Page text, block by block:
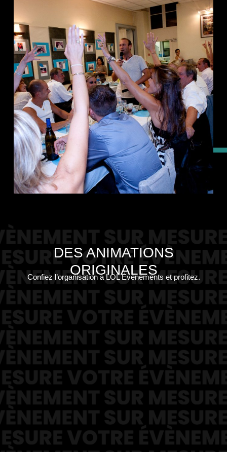
DES ANIMATIONS
ORIGINALES
Confiez l’organisation à LOL Événements et profitez.